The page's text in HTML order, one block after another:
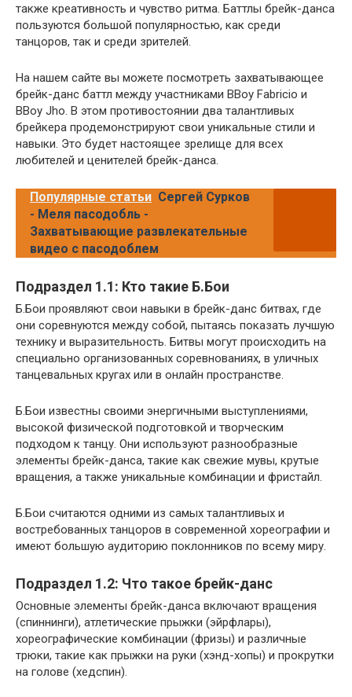
также креативность и чувство ритма. Баттлы брейк-данса
пользуются большой популярностью, как среди
танцоров, так и среди зрителей.
На нашем сайте вы можете посмотреть захватывающее
брейк-данс баттл между участниками BBoy Fabricio и
BBoy Jho. В этом противостоянии два талантливых
брейкера продемонстрируют свои уникальные стили и
навыки. Это будет настоящее зрелище для всех
любителей и ценителей брейк-данса.
Популярные статьи Сергей Сурков
- Меля пасодобль -
Захватывающие развлекательные
видео с пасодоблем
Подраздел 1.1: Кто такие Б.Бои
Б.Бои проявляют свои навыки в брейк-данс битвах, где
они соревнуются между собой, пытаясь показать лучшую
технику и выразительность. Битвы могут происходить на
специально организованных соревнованиях, в уличных
танцевальных кругах или в онлайн пространстве.
Б.Бои известны своими энергичными выступлениями,
высокой физической подготовкой и творческим
подходом к танцу. Они используют разнообразные
элементы брейк-данса, такие как свежие мувы, крутые
вращения, а также уникальные комбинации и фристайл.
Б.Бои считаются одними из самых талантливых и
востребованных танцоров в современной хореографии и
имеют большую аудиторию поклонников по всему миру.
Подраздел 1.2: Что такое брейк-данс
Основные элементы брейк-данса включают вращения
(спиннинги), атлетические прыжки (эйрфлары),
хореографические комбинации (фризы) и различные
трюки, такие как прыжки на руки (хэнд-хопы) и прокрутки
на голове (хедспин).